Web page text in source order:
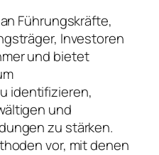
Führungskräfte,
Investoren
und bietet
identifizieren,
und
zu stärken.
vor, mit denen